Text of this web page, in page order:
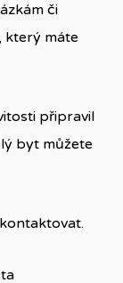
či
který máte
připravil
byt můžete